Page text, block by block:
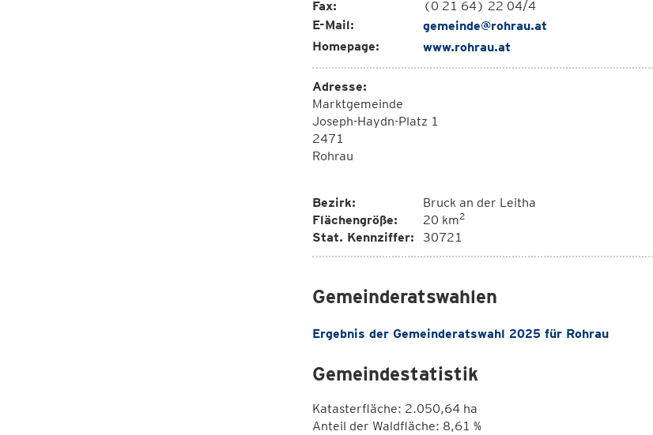
Fax:
(0 21 64) 22 04/4
E-Mail:
gemeinde@rohrau.at
Homepage:
www.rohrau.at
Adresse:
Marktgemeinde
Joseph-Haydn-Platz 1
2471
Rohrau
Bezirk:
Bruck an der Leitha
Flächengröße:
20 km2
Stat. Kennziffer: 30721
Gemeinderatswahlen
Ergebnis der Gemeinderatswahl 2025 für Rohrau
Gemeindestatistik
Katasterfläche: 2.050,64 ha
Anteil der Waldfläche: 8,61 %